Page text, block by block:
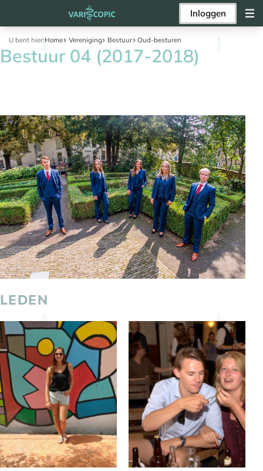
Inloggen
U bent hier:Home Vereniging Bestuur Oud-besturen
Bestuur 04 (2017-2018)
LEDEN